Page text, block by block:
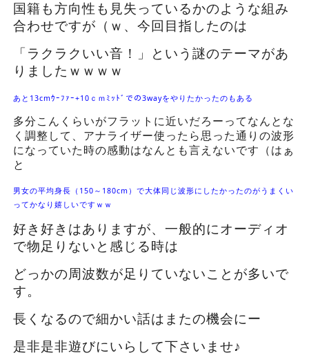
国籍も方向性も見失っているかのような組み
合わせですが（ｗ、今回目指したのは
「ラクラクいい音！」という謎のテーマがあ
りましたｗｗｗｗ
あと13cmｳｰﾌｧｰ+10ｃｍﾐｯﾄﾞでの3wayをやりたかったのもある
多分こんくらいがフラットに近いだろーってなんとな
く調整して、アナライザー使ったら思った通りの波形
になっていた時の感動はなんとも言えないです（はぁ
と
男女の平均身長（150～180cm）で大体同じ波形にしたかったのがうまくい
ってかなり嬉しいですｗｗ
好き好きはありますが、一般的にオーディオ
で物足りないと感じる時は
どっかの周波数が足りていないことが多いで
す。
長くなるので細かい話はまたの機会にー
是非是非遊びにいらして下さいませ♪